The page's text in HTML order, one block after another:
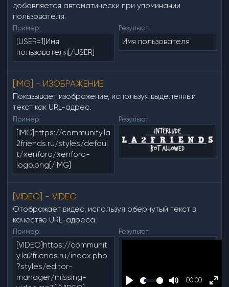
добавляется автоматически при упоминании
пользователя.
Пример:
[USER=1]Имя
пользователя[/USER]
Результат:
Имя пользователя
[IMG] - ИЗОБРАЖЕНИЕ
Показывает изображение, используя выделенный
текст как URL-адрес.
Пример:
[IMG]https://community.la
2friends.ru/styles/defaul
t/xenforo/xenforo-
logo.png[/IMG]
Результат:
[VIDEO] - VIDEO
Отображает видео, используя обернутый текст в
качестве URL-адреса.
Пример:
[VIDEO]https://communit
y.la2friends.ru/index.php
?styles/editor-
manager/missing-
Результат:
00:00